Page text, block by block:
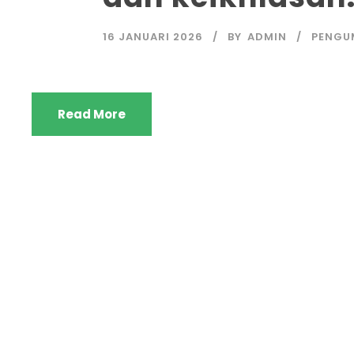
16 JANUARI 2026 BY ADMIN
Read More